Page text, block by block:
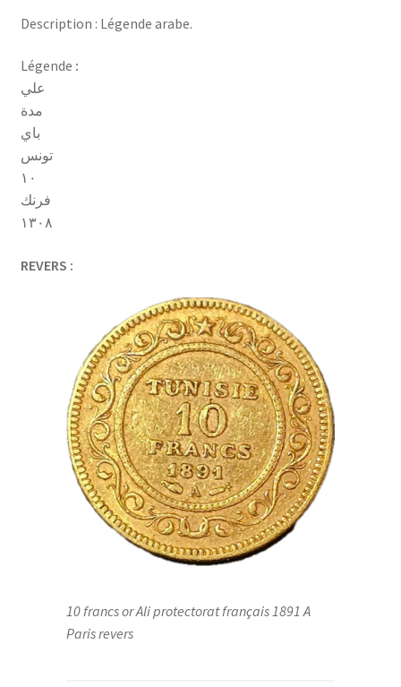
Description : Légende arabe.
Légende :
علي
مدة
باي
تونس
١٠
فرنك
١٣٠٨
REVERS :
10 francs or Ali protectorat français 1891 A
Paris revers